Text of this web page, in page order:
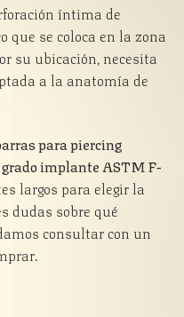
íntima de
se coloca en la zona
su ubicación, necesita
a la anatomía de
para piercing
implante ASTM F-
largos para elegir la
dudas sobre qué
consultar con un